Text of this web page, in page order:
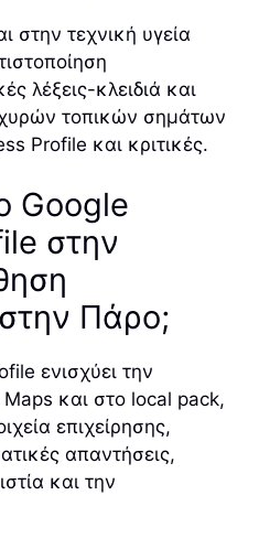
στην τεχνική υγεία
λέξεις-κλειδιά και
τοπικών σημάτων
Profile και κριτικές.
Google
στην
Πάρο;
ενισχύει την
και στο local pack,
επιχείρησης,
απαντήσεις,
και την